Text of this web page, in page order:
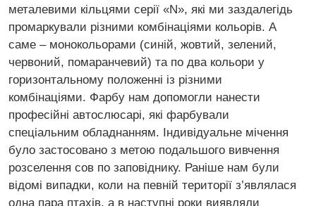
металевими кільцями серії «N», які ми заздалегідь
промаркували різними комбінаціями кольорів. А
саме – монокольорами (синій, жовтий, зелений,
червоний, помаранчевий) та по два кольори у
горизонтальному положенні із різними
комбінаціями. Фарбу нам допомогли нанести
професійні автослюсарі, які фарбували
спеціальним обладнанням. Індивідуальне мічення
було застосовано з метою подальшого вивчення
розселення сов по заповіднику. Раніше нам були
відомі випадки, коли на певній території з’являлася
одна пара птахів, а в наступні роки виявляли